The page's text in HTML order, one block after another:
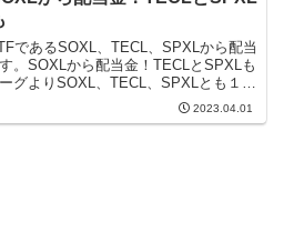
であるSOXL、TECL、SPXLから配当
。SOXLから配当金！TECLとSPXLも
グよりSOXL、TECL、SPXLとも１年
2023.04.01